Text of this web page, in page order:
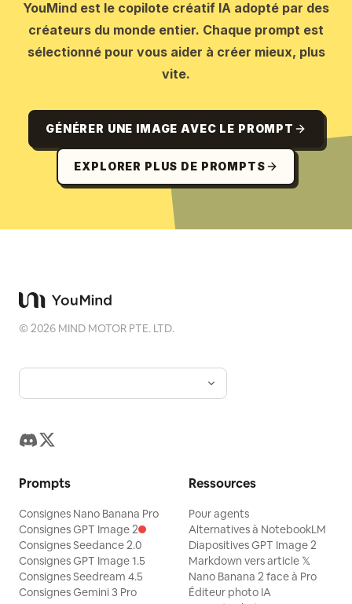
YouMind est le copilote créatif IA adopté par des
créateurs du monde entier. Chaque prompt est
sélectionné pour vous aider à créer mieux, plus
vite.
GÉNÉRER UNE IMAGE AVEC LE PROMPT
EXPLORER PLUS DE PROMPTS
©2026 MIND MOTOR PTE. LTD.
Prompts
Consignes Nano Banana Pro
Consignes GPT Image 2
Consignes Seedance 2.0
Consignes GPT Image 1.5
Consignes Seedream 4.5
Consignes Gemini 3 Pro
Ressources
Pour agents
Alternatives à NotebookLM
Diapositives GPT Image 2
Markdown vers article 𝕏
Nano Banana 2 face à Pro
Éditeur photo IA